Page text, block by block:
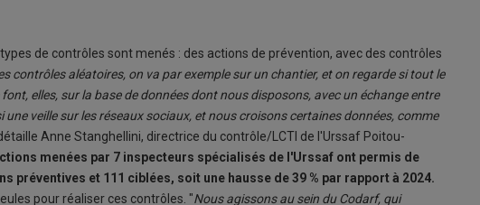
de contrôles sont menés : des actions de prévention, avec des contrôles
contrôles aléatoires, on va par exemple sur un chantier, et on regarde si tout le
elles, sur la base de données dont nous disposons, avec un échange entre
veille sur les réseaux sociaux, et nous croisons certaines données, comme
Anne Stanghellini, directrice du contrôle/LCTI de l'Urssaf Poitou-
menées par 7 inspecteurs spécialisés de l'Urssaf ont permis de
préventives et 111 ciblées, soit une hausse de 39 % par rapport à 2024.
pour réaliser ces contrôles. "Nous agissons au sein du Codarf, qui